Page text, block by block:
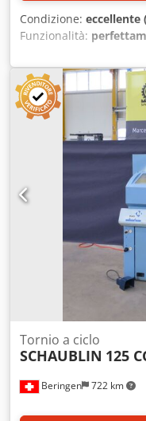
Condizione: eccellente
Funzionalità:
precisione Weiler E30
Anno di costruzione:
tensione, pronto per la
8.500 h Dotazione: -
Impianto di
Mandrino a tre griffe
portautensili a 8
Beringen 722 km
Tornio a ciclo
SCHAUBLIN 125